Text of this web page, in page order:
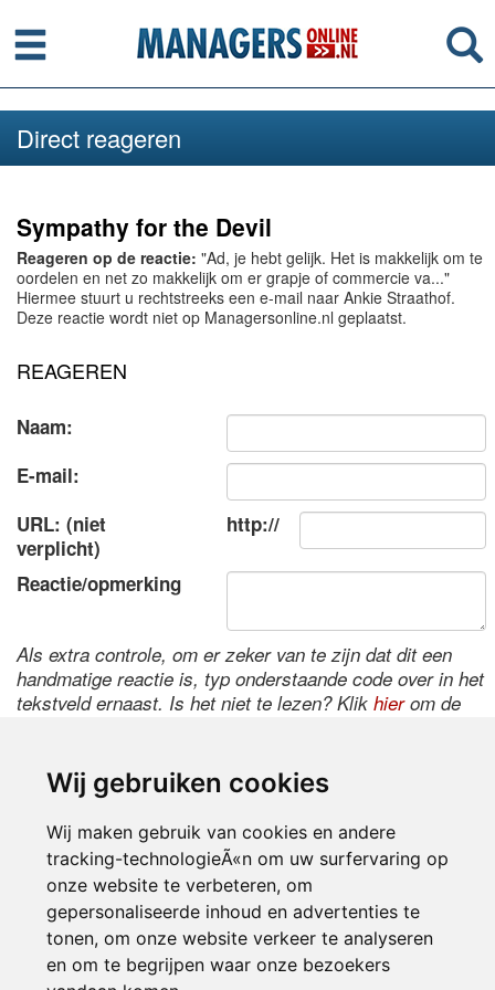
Wij gebruiken cookies
Wij maken gebruik van cookies en andere
tracking-technologieÃ«n om uw surfervaring op
onze website te verbeteren, om
gepersonaliseerde inhoud en advertenties te
tonen, om onze website verkeer te analyseren
en om te begrijpen waar onze bezoekers
Menu
Direct reageren
Sympathy for the Devil
Reageren op de reactie: "Ad, je hebt gelijk. Het is makkelijk om te
oordelen en net zo makkelijk om er grapje of commercie va..."
Hiermee stuurt u rechtstreeks een e-mail naar Ankie Straathof.
Deze reactie wordt niet op Managersonline.nl geplaatst.
REAGEREN
Naam:
E-mail:
URL: (niet
verplicht)
http://
Reactie/opmerking
Als extra controle, om er zeker van te zijn dat dit een
handmatige reactie is, typ onderstaande code over in het
tekstveld ernaast. Is het niet te lezen? Klik hierom de
Inloggen